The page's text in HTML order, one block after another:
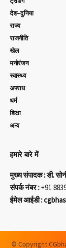
देश-दुनिया
राज्य
राजनीति
खेल
मनोरंजन
स्वास्थ्य
अपराध
धर्म
शिक्षा
अन्य
हमारे बारे में
मुख्य संपादक : डी.
संपर्क नंबर : +91
ईमेल आईडी :
© Copyright